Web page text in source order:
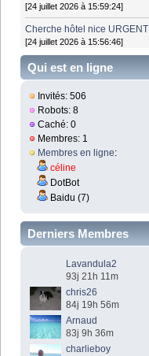
[24 juillet 2026 à 15:59:24]
Cherche hôtel nice URGENT
[24 juillet 2026 à 15:56:46]
Qui est en ligne
Invités: 506
Robots: 8
Caché: 0
Membres: 1
Membres en ligne:
céline
DotBot
Baidu (7)
Derniers Membres
Lavandula2
93j 21h 11m
chris26
84j 19h 56m
Arnaud
83j 9h 36m
charlieboy